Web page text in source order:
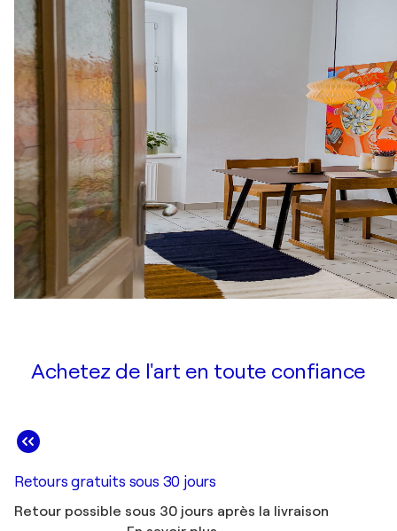
Achetez de l'art en toute confiance
Retours gratuits sous 30 jours
Retour possible sous 30 jours après la livraison